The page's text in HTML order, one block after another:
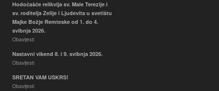
Hodočašće relikvija sv. Male Terezije i
sv. roditelja Zelije i Ljudevita u svetištu
Majke Božje Remteske od 1. do 4.
svibnja 2026.
Obavijesti
Nastavni vikend 8. i 9. svibnja 2026.
Obavijesti
SRETAN VAM USKRS!
Obavijesti